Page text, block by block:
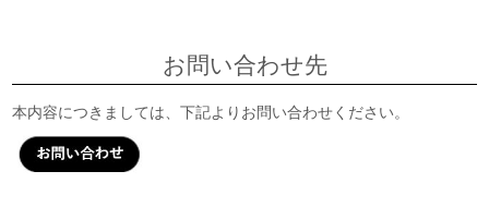
お問い合わせ先
本内容につきましては、下記よりお問い合わせください。